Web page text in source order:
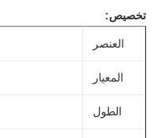
العنصر
المعيار
الطول